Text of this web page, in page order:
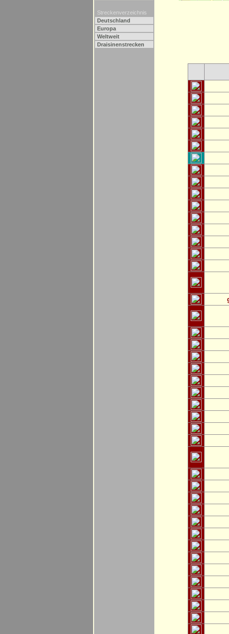
Streckenverzeichnis
Deutschland
Europa
Weltweit
Draisinenstrecken